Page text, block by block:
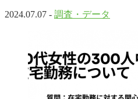
2024.07.07 - 調査・データ